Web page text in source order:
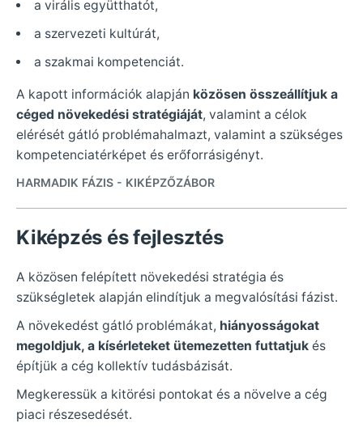
a virális együtthatót,
a szervezeti kultúrát,
a szakmai kompetenciát.
A kapott információk alapján közösen összeállítjuk a
céged növekedési stratégiáját, valamint a célok
elérését gátló problémahalmazt, valamint a szükséges
kompetenciatérképet és erőforrásigényt.
HARMADIK FÁZIS - KIKÉPZŐZÁBOR
Kiképzés és fejlesztés
A közösen felépített növekedési stratégia és
szükségletek alapján elindítjuk a megvalósítási fázist.
A növekedést gátló problémákat, hiányosságokat
megoldjuk, a kísérleteket ütemezetten futtatjuk és
építjük a cég kollektív tudásbázisát.
Megkeressük a kitörési pontokat és a növelve a cég
piaci részesedését.